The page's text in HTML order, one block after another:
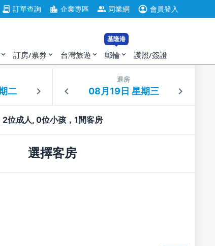
contract 訂單查詢 location_city 企業專區 group 同業網 account_circle 會員登入
expand_more 訂房/票券 expand_more 台灣旅遊 expand_more
基隆港
郵輪 expand_more 護照/簽證
退房
2位成人, 0位小孩，1間客房
選擇客房